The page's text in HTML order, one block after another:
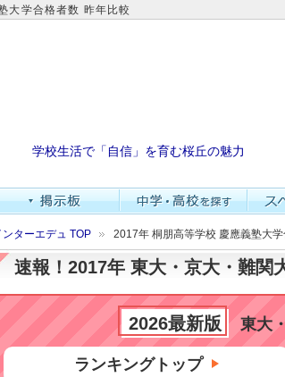
大学合格者数 昨年比較
学校生活で「自信」を育む桜丘の魅力
ンターエデュ TOP 2017年 桐朋高等学校 慶應義塾大
速報！2017年 東大・京大・難関
2026最新版 東大
ランキングトップ